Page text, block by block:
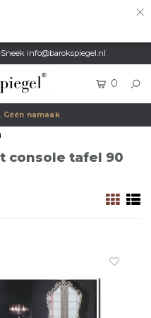
×
Sneek info@barokspiegel.nl
0
Géén namaak
console tafel 90